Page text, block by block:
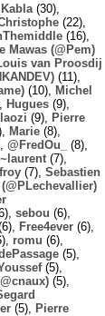
(30),
(22),
(16),
Mawas (@Pem)
van Proosdij
(11),
(10),
Michel
Hugues (9),
laozi (9),
Pierre
Marie (8),
@FredOu_
(8),
~laurent (7),
(7), Sebastien
sebou (6),
Free4ever (6),
romu (6),
(5),
(5),
(5),
(5),
Pierre